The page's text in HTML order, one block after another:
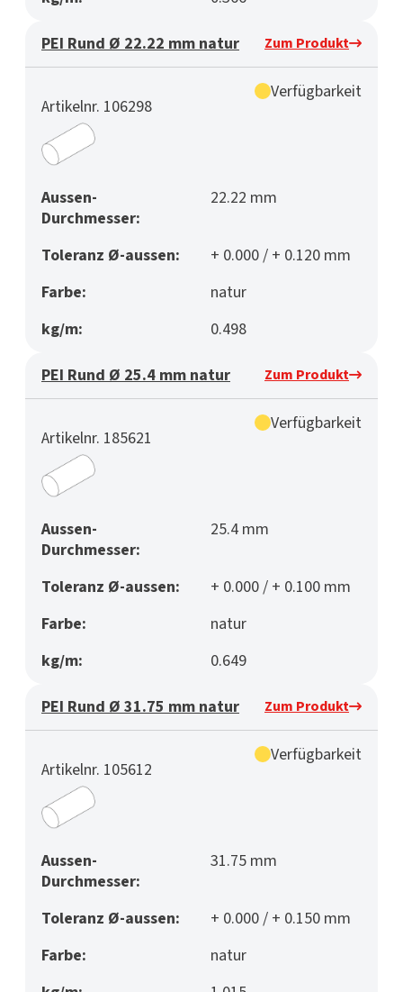
PEI Rund Ø 22.22 mm natur Zum Produkt
Artikelnr. 106298
Verfügbarkeit
Aussen-
Durchmesser:
22.22 mm
Toleranz Ø-aussen:
+ 0.000 / + 0.120 mm
Farbe:
natur
kg/m:
0.498
PEI Rund Ø 25.4 mm natur Zum Produkt
Artikelnr. 185621
Verfügbarkeit
Aussen-
Durchmesser:
25.4 mm
Toleranz Ø-aussen:
+ 0.000 / + 0.100 mm
Farbe:
natur
kg/m:
0.649
PEI Rund Ø 31.75 mm natur Zum Produkt
Artikelnr. 105612
Verfügbarkeit
Aussen-
Durchmesser:
31.75 mm
Toleranz Ø-aussen:
+ 0.000 / + 0.150 mm
Farbe:
natur